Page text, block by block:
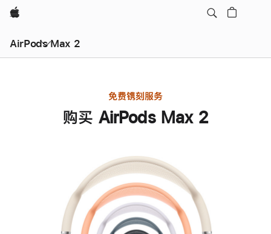
Apple
AirPods Max 2
免费镌刻服务
购买 AirPods Max 2